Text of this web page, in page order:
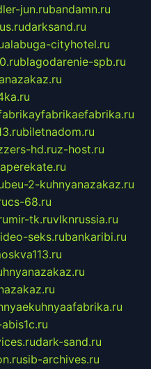
jun.rubandamn.ru
darksand.ru
alabuga-cityhotel.ru
blagodarenie-spb.ru
biletnadom.ru
hd.ruz-host.ru
2-kuhnyanazakaz.ru
cs-68.ru
mir-tk.ruvlknrussia.ru
seks.rubankaribi.ru
dark-sand.ru
sib-archives.ru